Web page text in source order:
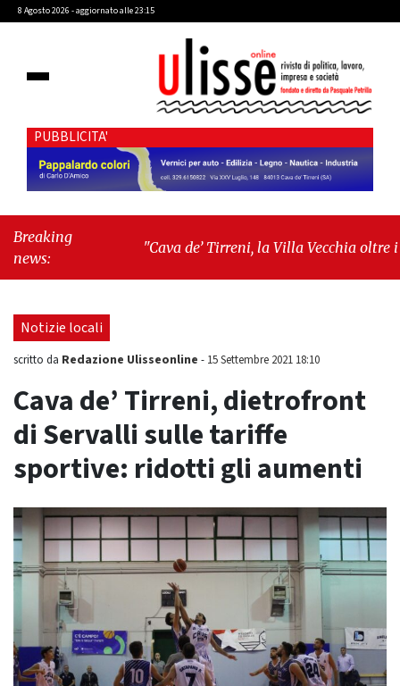
8 Agosto 2026 - aggiornato alle 23:15
PUBBLICITA'
Breaking
news:
"Cava de’ Tirreni, la Villa Vecchia oltre i
seduta consiliare: “Serve chiarezza!”"
Notizie locali
scritto da Redazione Ulisseonline - 15 Settembre 2021 18:10
Cava de’ Tirreni, dietrofront
di Servalli sulle tariffe
sportive: ridotti gli aumenti